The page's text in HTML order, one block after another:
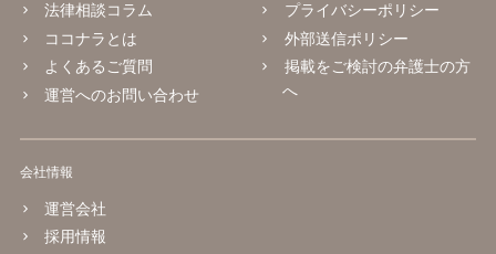
法律相談コラム
ココナラとは
よくあるご質問
運営へのお問い合わせ
プライバシーポリシー
外部送信ポリシー
掲載をご検討の弁護士の方
へ
会社情報
運営会社
採用情報